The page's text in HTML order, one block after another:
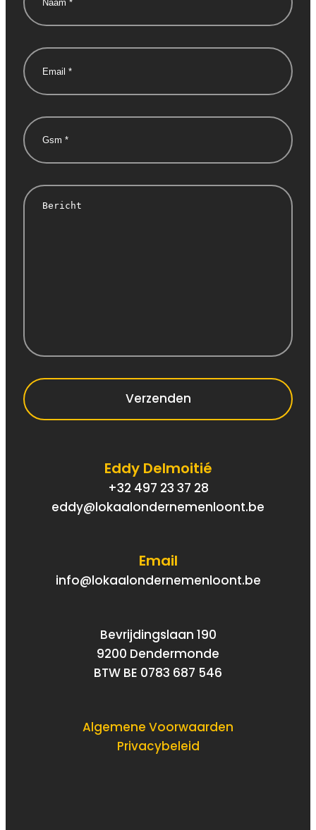
Verzenden
Eddy Delmoitié
+32 497 23 37 28
eddy@lokaalondernemenloont.be
Email
info@lokaalondernemenloont.be
Bevrijdingslaan 190
9200 Dendermonde
BTW BE 0783 687 546
Algemene Voorwaarden
Privacybeleid